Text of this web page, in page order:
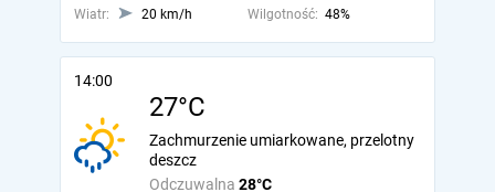
Wiatr:
20 km/h Wilgotność: 48%
14:00
27°C
Odczuwalna 28°C
Zachmurzenie umiarkowane, przelotny
deszcz